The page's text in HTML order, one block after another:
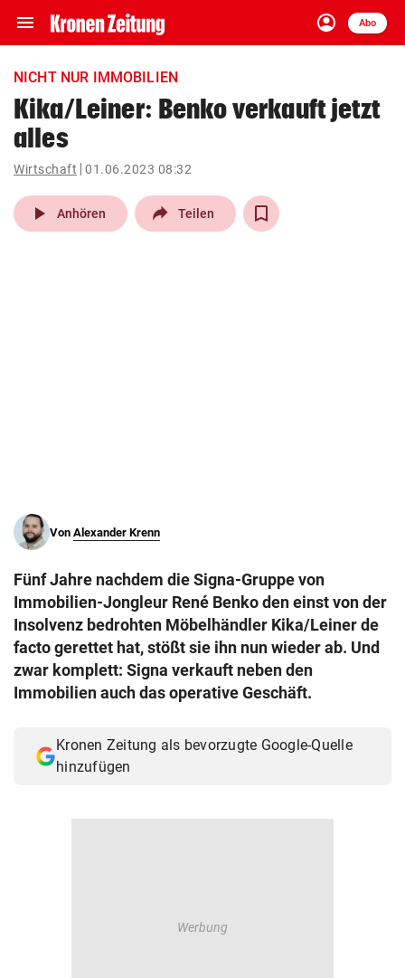
menu Navigation
ein-/ausklappen
account_circle
Anmelden
Abo
close Schließen
account_circle Anmelden
pin_drop
Wien arrow_right
NICHT NUR IMMOBILIEN
Kika/Leiner: Benko verkauft jetzt
alles
Wirtschaft 01.06.2023 08:32
play_arrow Anhören Teilen
Von Alexander Krenn
Fünf Jahre nachdem die Signa-Gruppe von
Immobilien-Jongleur René Benko den einst von der
Insolvenz bedrohten Möbelhändler Kika/Leiner de
facto gerettet hat, stößt sie ihn nun wieder ab. Und
zwar komplett: Signa verkauft neben den
Immobilien auch das operative Geschäft.
Kronen Zeitung als bevorzugte Google-Quelle
hinzufügen